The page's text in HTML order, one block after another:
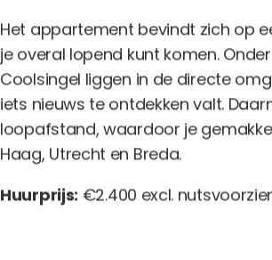
Het appartement bevindt zich op
je overal lopend kunt komen.
Coolsingel liggen in de directe
iets nieuws te ontdekken valt.
loopafstand, waardoor je
Haag, Utrecht en Breda.
Huurprijs: €2.400 excl.